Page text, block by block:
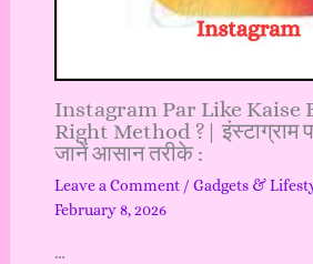
Instagram Par Like Kaise
Right Method ?| इंस्टाग्राम
जानें आसान तरीके :
Leave a Comment / Gadgets &
February 8, 2026
…